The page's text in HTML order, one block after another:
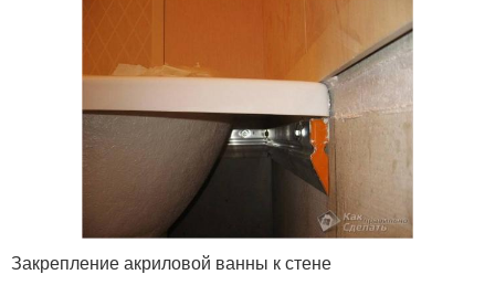
Закрепление акриловой ванны к стене